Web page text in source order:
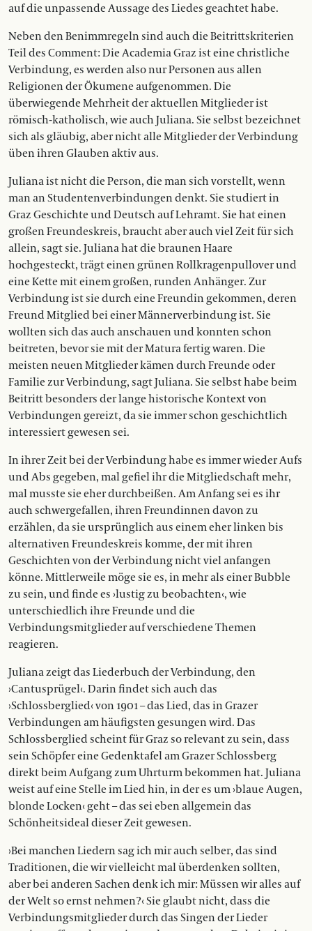
auf die unpassende Aussage des Liedes geachtet habe.
Neben den Benimmregeln sind auch die Beitrittskriterien
Teil des Comment: Die Academia Graz ist eine christliche
Verbindung, es werden also nur Personen aus allen
Religionen der Ökumene aufgenommen. Die
überwiegende Mehrheit der aktuellen Mitglieder ist
römisch-katholisch, wie auch Juliana. Sie selbst bezeichnet
sich als gläubig, aber nicht alle Mitglieder der Verbindung
üben ihren Glauben aktiv aus.
Juliana ist nicht die Person, die man sich vorstellt, wenn
man an Studentenverbindungen denkt. Sie studiert in
Graz Geschichte und Deutsch auf Lehramt. Sie hat einen
großen Freundeskreis, braucht aber auch viel Zeit für sich
allein, sagt sie. Juliana hat die braunen Haare
hochgesteckt, trägt einen grünen Rollkragenpullover und
eine Kette mit einem großen, runden Anhänger. Zur
Verbindung ist sie durch eine Freundin gekommen, deren
Freund Mitglied bei einer Männerverbindung ist. Sie
wollten sich das auch anschauen und konnten schon
beitreten, bevor sie mit der Matura fertig waren. Die
meisten neuen Mitglieder kämen durch Freunde oder
Familie zur Verbindung, sagt Juliana. Sie selbst habe beim
Beitritt besonders der lange historische Kontext von
Verbindungen gereizt, da sie immer schon geschichtlich
interessiert gewesen sei.
In ihrer Zeit bei der Verbindung habe es immer wieder Aufs
und Abs gegeben, mal gefiel ihr die Mitgliedschaft mehr,
mal musste sie eher durchbeißen. Am Anfang sei es ihr
auch schwergefallen, ihren Freundinnen davon zu
erzählen, da sie ursprünglich aus einem eher linken bis
alternativen Freundeskreis komme, der mit ihren
Geschichten von der Verbindung nicht viel anfangen
könne. Mittlerweile möge sie es, in mehr als einer Bubble
zu sein, und finde es ›lustig zu beobachten‹, wie
unterschiedlich ihre Freunde und die
Verbindungsmitglieder auf verschiedene Themen
reagieren.
Juliana zeigt das Liederbuch der Verbindung, den
›Cantusprügel‹. Darin findet sich auch das
›Schlossberglied‹ von 1901 – das Lied, das in Grazer
Verbindungen am häufigsten gesungen wird. Das
Schlossberglied scheint für Graz so relevant zu sein, dass
sein Schöpfer eine Gedenktafel am Grazer Schlossberg
direkt beim Aufgang zum Uhrturm bekommen hat. Juliana
weist auf eine Stelle im Lied hin, in der es um ›blaue Augen,
blonde Locken‹ geht – das sei eben allgemein das
Schönheitsideal dieser Zeit gewesen.
›Bei manchen Liedern sag ich mir auch selber, das sind
Traditionen, die wir vielleicht mal überdenken sollten,
aber bei anderen Sachen denk ich mir: Müssen wir alles auf
der Welt so ernst nehmen?‹ Sie glaubt nicht, dass die
Verbindungsmitglieder durch das Singen der Lieder